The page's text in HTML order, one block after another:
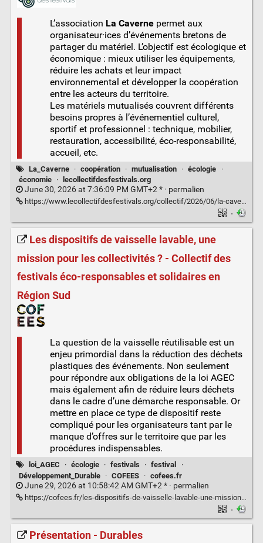
L’association La Cavernepermet aux
organisateur·ices d’événements bretons de
partager du matériel. L’objectif est écologique et
économique : mieux utiliser les équipements,
réduire les achats et leur impact
environnemental et développer la coopération
entre les acteurs du territoire.
Les matériels mutualisés couvrent différents
besoins propres à l’événementiel culturel,
sportif et professionnel : technique, mobilier,
restauration, accessibilité, éco-responsabilité,
accueil, etc.
La_Caverne · coopération · mutualisation · écologie
·
économie
· lecollectifdesfestivals.org
June 30, 2026 at 7:36:09 PM GMT+2 * · permalien
https://www.lecollectifdesfestivals.org/collectif/2026/06/la-caverne-mutualisation-de-materiels-pour-les-evenements-bretons/
·
Les dispositifs de vaisselle lavable, une
mission pour les collectivités ? - Collectif des
festivals éco-responsables et solidaires en
Région Sud
La question de la vaisselle réutilisable est un
enjeu primordial dans la réduction des déchets
plastiques des événements. Non seulement
pour répondre aux obligations de la loi AGEC
mais également afin de réduire leurs déchets
dans le cadre d’une démarche responsable. Or
mettre en place ce type de dispositif reste
compliqué pour les organisateurs tant par le
manque d’offres sur le territoire que par les
procédures indispensables.
loi_AGEC · écologie · festivals · festival
·
Développement_Durable
· COFEES · cofees.fr
June 29, 2026 at 10:58:42 AM GMT+2 * · permalien
https://cofees.fr/les-dispositifs-de-vaisselle-lavable-une-mission-pour-les-collectivites/
·
Présentation - Durables